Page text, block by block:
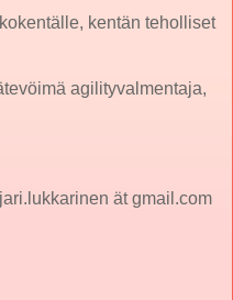
kentän teholliset
agilityvalmentaja,
ät gmail.com